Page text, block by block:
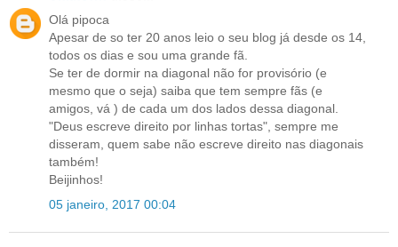
Olá pipoca
Apesar de so ter 20 anos leio o seu blog já desde os 14,
todos os dias e sou uma grande fã.
Se ter de dormir na diagonal não for provisório (e
mesmo que o seja) saiba que tem sempre fãs (e
amigos, vá ) de cada um dos lados dessa diagonal.
"Deus escreve direito por linhas tortas", sempre me
disseram, quem sabe não escreve direito nas diagonais
também!
Beijinhos!
05 janeiro, 2017 00:04